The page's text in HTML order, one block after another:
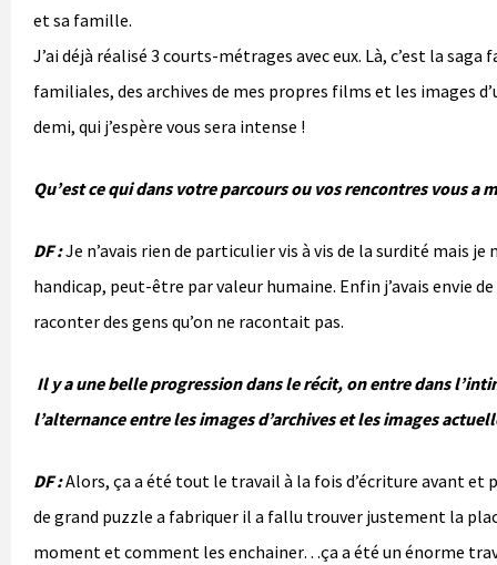
et sa famille.
J’ai déjà réalisé 3 courts-métrages avec eux. Là, c’est la
familiales, des archives de mes propres films et les images
demi, qui j’espère vous sera intense !
Qu’est ce qui dans votre parcours ou vos rencontres vous a
DF :Je n’avais rien de particulier vis à vis de la surdité mais
handicap, peut-être par valeur humaine. Enfin j’avais envie
raconter des gens qu’on ne racontait pas.
Il y a une belle progression dans le récit, on entre dans
l’alternance entre les images d’archives et les images
DF :Alors, ça a été tout le travail à la fois d’écriture avant et
de grand puzzle a fabriquer il a fallu trouver justement la
moment et comment les enchainer…ça a été un énorme